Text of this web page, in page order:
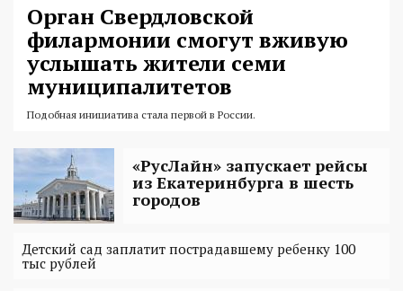
Орган Свердловской
филармонии смогут вживую
услышать жители семи
муниципалитетов
Подобная инициатива стала первой в России.
«РусЛайн» запускает рейсы
из Екатеринбурга в шесть
городов
Детский сад заплатит пострадавшему ребенку 100
тыс рублей